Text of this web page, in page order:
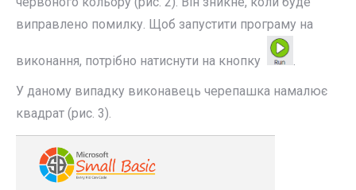
виправлено помилку. Щоб запустити програму на
виконання, потрібно натиснути на кнопку
.
У даному випадку виконавець черепашка намалює
квадрат (рис. 3).